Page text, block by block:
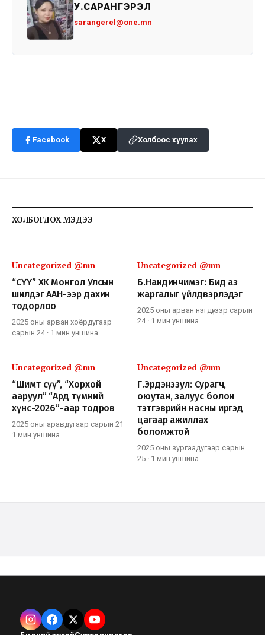
У.САРАНГЭРЭЛ
sarangerel@one.mn
Facebook X Холбоос хуулах
ХОЛБОГДОХ МЭДЭЭ
Uncategorized @mn
“СҮҮ” ХК Монгол Улсын
шилдэг ААН-ээр дахин
тодорлоо
2025 оны арван хоёрдугаар
сарын 24· 1 мин уншина
Uncategorized @mn
Б.Нандинчимэг: Бид аз
жаргалыг үйлдвэрлэдэг
2025 оны арван нэгдүгээр сарын
24· 1 мин уншина
Uncategorized @mn
“Шимт сүү”, “Хорхой
ааруул” “Ард түмний
хүнс-2026”-аар тодров
2025 оны аравдугаар сарын 21 ·
1 мин уншина
Uncategorized @mn
Г.Эрдэнэзул: Сурагч,
оюутан, залуус болон
тэтгэврийн насны иргэд
цагаар ажиллах
боломжтой
2025 оны зургаадугаар сарын
25 · 1 мин уншина